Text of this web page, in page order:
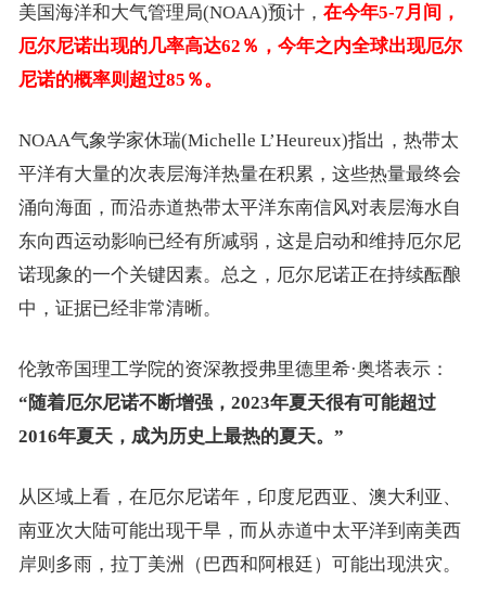
美国海洋和大气管理局(NOAA)预计， 在今年5-7月间，
厄尔尼诺出现的几率高达62％，今年之内全球出现厄尔
尼诺的概率则超过85％。
NOAA气象学家休瑞(Michelle L’Heureux)指出，热带太
平洋有大量的次表层海洋热量在积累，这些热量最终会
涌向海面，而沿赤道热带太平洋东南信风对表层海水自
东向西运动影响已经有所减弱，这是启动和维持厄尔尼
诺现象的一个关键因素。总之，厄尔尼诺正在持续酝酿
中，证据已经非常清晰。
伦敦帝国理工学院的资深教授弗里德里希·奥塔表示：
“随着厄尔尼诺不断增强，2023年夏天很有可能超过
2016年夏天，成为历史上最热的夏天。”
从区域上看，在厄尔尼诺年，印度尼西亚、澳大利亚、
南亚次大陆可能出现干旱，而从赤道中太平洋到南美西
岸则多雨，拉丁美洲（巴西和阿根廷）可能出现洪灾。